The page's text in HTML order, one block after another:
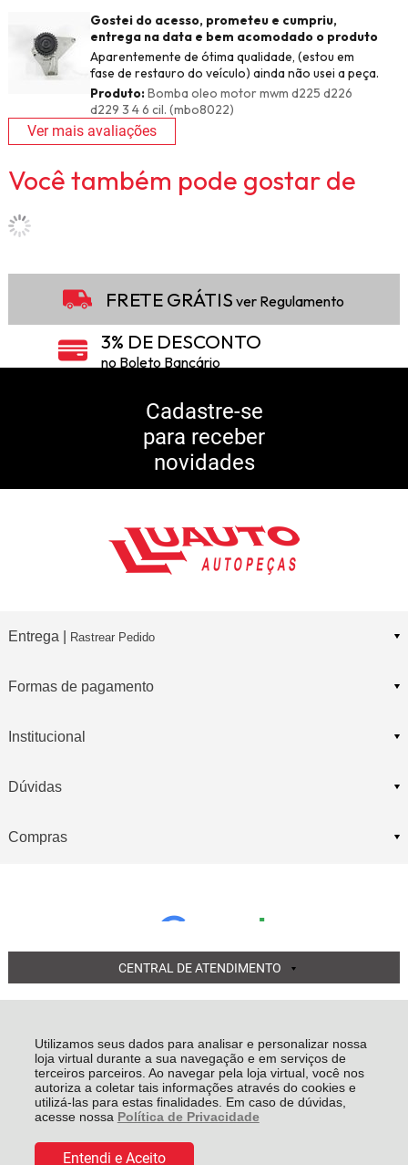
Utilizamos seus dados para analisar e personalizar nossa
loja virtual durante a sua navegação e em serviços de
terceiros parceiros. Ao navegar pela loja virtual, você nos
autoriza a coletar tais informações através do cookies e
utilizá-las para estas finalidades. Em caso de dúvidas,
acesse nossa Política de Privacidade
Entendi e Aceito
Gostei do acesso, prometeu e cumpriu,
entrega na data e bem acomodado o produto
Aparentemente de ótima qualidade, (estou em
fase de restauro do veículo) ainda não usei a peça.
Produto:Bomba oleo motor mwm d225 d226
d229 3 4 6 cil. (mbo8022)
Ver mais avaliações
Você também pode gostar de
FRETE GRÁTIS ver Regulamento
3% DE DESCONTO
no Boleto Bancário
5% DE DESCONTO
10% DE CASHBACK
Consulte Regulamento
Cadastre-se
para receber
novidades
Entrega | Rastrear Pedido
Formas de pagamento
Institucional
Dúvidas
Compras
CENTRAL DE ATENDIMENTO
COMERCIO DE AUTOPECAS LUAUTO LTDA EPP
05.855.311/0001-56 - Todos os direitos reservados-Luauto -